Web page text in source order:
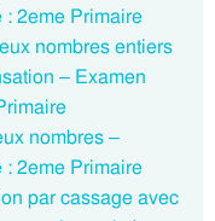
2eme Primaire
nombres entiers
– Examen
nombres –
2eme Primaire
par cassage avec